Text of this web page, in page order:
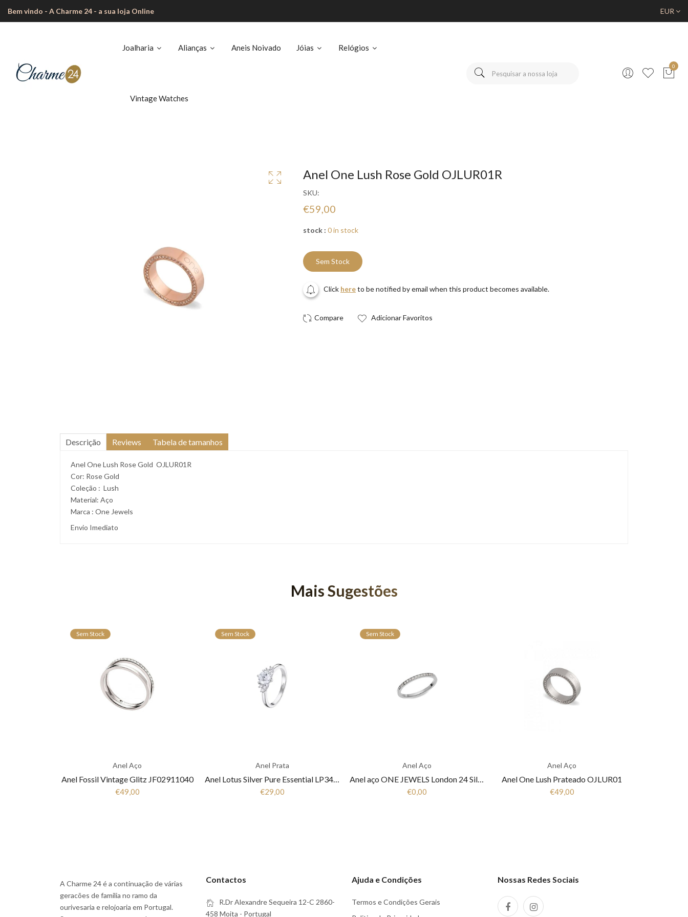
Bem vindo - A Charme 24 - a sua loja Online EUR
Joalharia Alianças Aneis Noivado Jóias Relógios
Vintage Watches
0
Anel One Lush Rose Gold OJLUR01R
SKU:
€59,00
stock : 0 in stock
Sem Stock
Click hereto be notified by email when this product becomes available.
Adicionar Favoritos
Descrição Reviews Tabela de tamanhos
Anel One Lush Rose Gold OJLUR01R
Cor: Rose Gold
Coleção : Lush
Material: Aço
Marca : One Jewels
Envio Imediato
Mais Sugestões
Sem Stock
Anel Aço
Anel Fossil Vintage Glitz JF02911040
€49,00
Sem Stock
Anel Prata
Anel Lotus Silver Pure Essential LP3443-3/1 Mulher Prata
€29,00
Sem Stock
Anel Aço
Anel aço ONE JEWELS London 24 Silver OJNYR24S
€0,00
Anel Aço
Anel One Lush Prateado OJLUR01
€49,00
A Charme 24 é a continuação de várias
geracões de familia no ramo da
ourivesaria e relojoaria em Portugal.
Contactos
R.Dr Alexandre Sequeira 12-C 2860-
458 Moita - Portugal
Ajuda e Condições
Termos e Condições Gerais
Nossas Redes Sociais